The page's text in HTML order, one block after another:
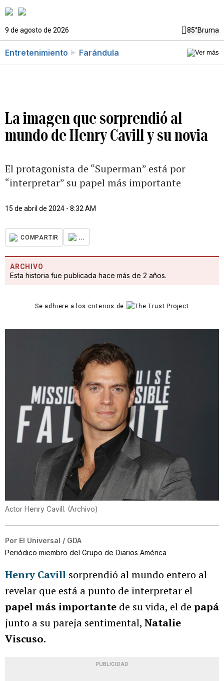
9 de agosto de 2026 85°Bruma
Entretenimiento Farándula
La imagen que sorprendió al
mundo de Henry Cavill y su novia
El protagonista de “Superman” está por
“interpretar” su papel más importante
15 de abril de 2024 - 8:32 AM
COMPARTIR ...
ARCHIVO
Esta historia fue publicada hace más de 2 años.
Se adhiere a los criterios de
Actor Henry Cavill. (Archivo)
Por El Universal / GDA
Periódico miembro del Grupo de Diarios América
Henry Cavill sorprendió al mundo entero al
revelar que está a punto de interpretar el
papel más importante de su vida, el de papá
junto a su pareja sentimental, Natalie
Viscuso.
PUBLICIDAD